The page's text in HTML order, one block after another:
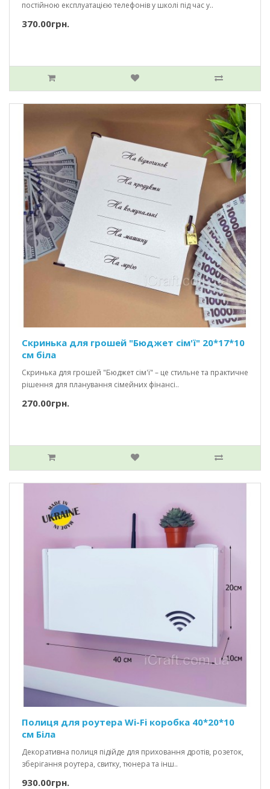
постійною експлуатацією телефонів у школі під час у..
370.00грн.
Скринька для грошей "Бюджет сім'ї" 20*17*10
см біла
Скринька для грошей "Бюджет сім'ї" – це стильне та практичне
рішення для планування сімейних фінансі..
270.00грн.
Полиця для роутера Wi-Fi коробка 40*20*10
см Біла
Декоративна полиця підійде для приховання дротів, розеток,
зберігання роутера, свитку, тюнера та інш..
930.00грн.